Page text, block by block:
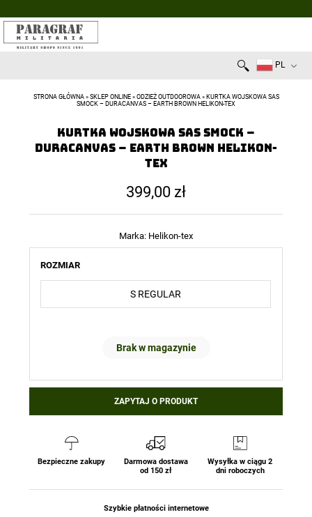
PL
STRONA GŁÓWNA» SKLEP ONLINE» ODZIEŻ OUTDOOROWA» KURTKA WOJSKOWA SAS
SMOCK – DURACANVAS – EARTH BROWN HELIKON-TEX
Kurtka wojskowa SAS Smock –
Duracanvas – Earth Brown Helikon-
Tex
399,00 zł
Marka: Helikon-tex
ROZMIAR
Brak w magazynie
ZAPYTAJ O PRODUKT
Bezpieczne zakupy
Darmowa dostawa
od 150 zł
Wysyłka w ciągu 2
dni roboczych
Szybkie płatności internetowe